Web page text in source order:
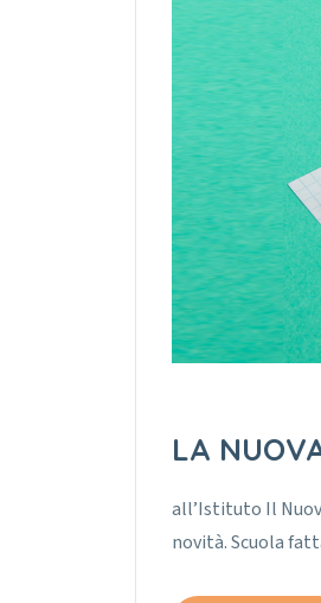
LA
all’Istituto Il
novità. Scuola